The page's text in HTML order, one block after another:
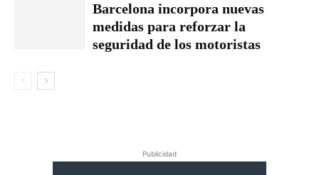
Barcelona incorpora nuevas
medidas para reforzar la
seguridad de los motoristas
Publicidad